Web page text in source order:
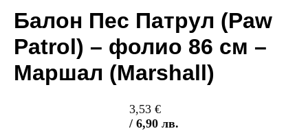
Балон Пес Патрул (Paw
Patrol) – фолио 86 см –
Маршал (Marshall)
3,53 €
/ 6,90 лв.